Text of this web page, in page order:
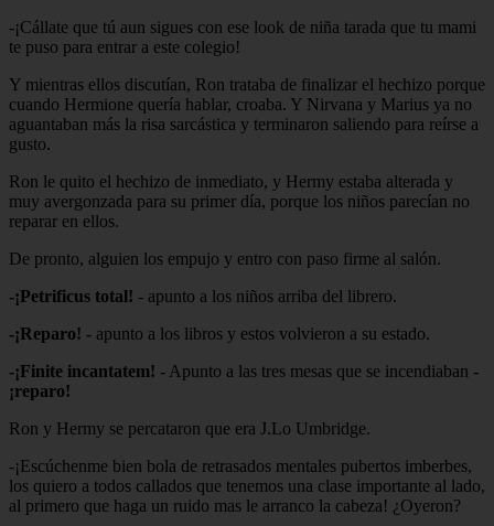
-¡Cállate que tú aun sigues con ese look de niña tarada que tu mami
te puso para entrar a este colegio!
Y mientras ellos discutían, Ron trataba de finalizar el hechizo porque
cuando Hermione quería hablar, croaba. Y Nirvana y Marius ya no
aguantaban más la risa sarcástica y terminaron saliendo para reírse a
gusto.
Ron le quito el hechizo de inmediato, y Hermy estaba alterada y
muy avergonzada para su primer día, porque los niños parecían no
reparar en ellos.
De pronto, alguien los empujo y entro con paso firme al salón.
-¡Petrificus total! - apunto a los niños arriba del librero.
-¡Reparo! - apunto a los libros y estos volvieron a su estado.
-¡Finite incantatem! - Apunto a las tres mesas que se incendiaban -
¡reparo!
Ron y Hermy se percataron que era J.Lo Umbridge.
-¡Escúchenme bien bola de retrasados mentales pubertos imberbes,
los quiero a todos callados que tenemos una clase importante al lado,
al primero que haga un ruido mas le arranco la cabeza! ¿Oyeron?